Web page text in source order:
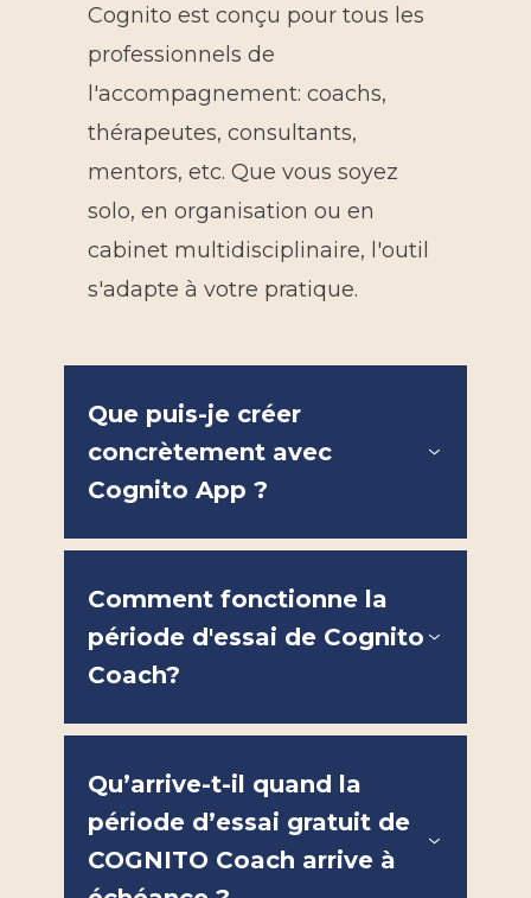
Cognito est conçu pour tous les
professionnels de
l'accompagnement: coachs,
thérapeutes, consultants,
mentors, etc. Que vous soyez
solo, en organisation ou en
cabinet multidisciplinaire, l'outil
s'adapte à votre pratique.
Que puis-je créer
concrètement avec
Cognito App ?
Comment fonctionne la
période d'essai de Cognito
Coach?
Qu’arrive-t-il quand la
période d’essai gratuit de
COGNITO Coach arrive à